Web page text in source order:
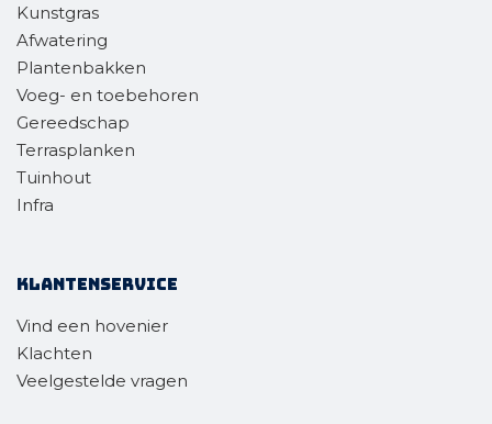
Kunstgras
Afwatering
Plantenbakken
Voeg- en toebehoren
Gereedschap
Terrasplanken
Tuinhout
Infra
Klantenservice
Vind een hovenier
Klachten
Veelgestelde vragen